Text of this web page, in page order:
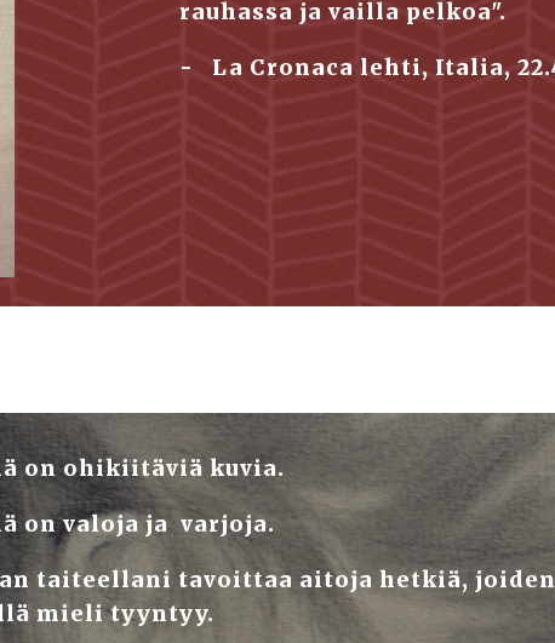
rauhassa ja vailla pelkoa".
on ohikiitäviä kuvia.
on valoja ja  varjoja.
taiteellani tavoittaa aitoja hetkiä, joiden
mieli tyyntyy.